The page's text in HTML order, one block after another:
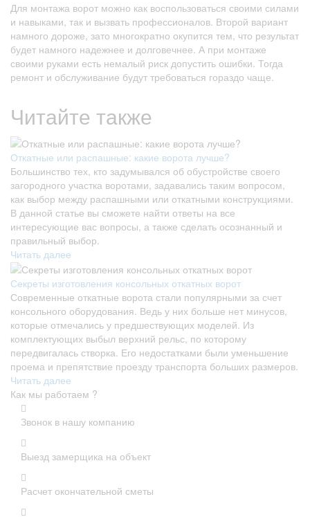
Для монтажа ворот можно как воспользоваться своими силами
и навыками, так и вызвать профессионалов. Второй вариант
намного дороже, зато многократно окупится тем, что результат
будет намного надежнее и долговечнее. А при монтаже
своими руками есть немалый риск допустить ошибки. Тогда
ремонт и обслуживание будут требоваться гораздо чаще.
Читайте также
Откатные или распашные: какие ворота лучше?
Большинство тех, кто задумывался об обустройстве своего
загородного участка воротами, задавались таким вопросом,
как выбор между распашными или откатными конструкциями.
В данной статье вы сможете найти ответы на все
интересующие вас вопросы, а также сделать осознанный и
правильный выбор.
Читать далее
Секреты изготовления консольных откатных ворот
Современные откатные ворота стали популярными за счет
консольного оборудования. Ведь у них больше нет минусов,
которые отмечались у предшествующих моделей. Из
комплектующих выбыл верхний рельс, по которому
передвигалась створка. Его недостатками были уменьшение
проема и препятствие проезду транспорта больших размеров.
Читать далее
Как мы работаем ?
Звонок в нашу компанию
Выезд замерщика на объект
Расчет окончательной сметы